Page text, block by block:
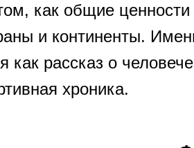
как общие
и континенты.
как рассказ о
хроника.